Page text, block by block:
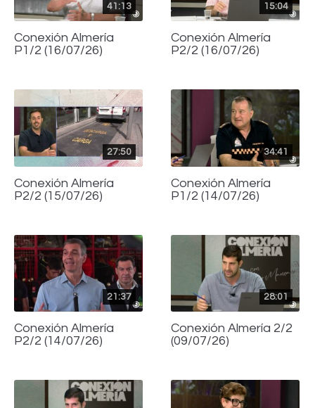
41:13
Conexión Almería
P1/2 (16/07/26)
15:04
Conexión Almería
P2/2 (16/07/26)
27:50
Conexión Almería
P2/2 (15/07/26)
34:41
Conexión Almería
P1/2 (14/07/26)
21:37
Conexión Almería
P2/2 (14/07/26)
28:01
Conexión Almería 2/2
(09/07/26)